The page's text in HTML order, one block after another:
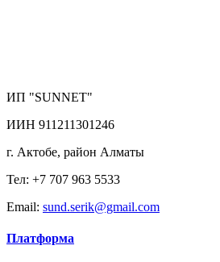
ИП "SUNNET"
ИИН 911211301246
г. Актобе, район Алматы
Тел: +7 707 963 5533
Email: sund.serik@gmail.com
Платформа